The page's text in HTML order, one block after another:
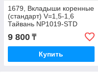
1679, Вкладыши коренные
(стандарт) V=1,5-1,6
Тайвань NP1019-STD
9 800 ₸
Купить